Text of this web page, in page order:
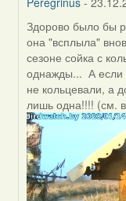
In
reply
to
by
Peregrinus
Здорово было бы
она "всплыла"
сезоне сойка с
однажды... А если
не кольцевали, а
лишь одна!!!! (см.